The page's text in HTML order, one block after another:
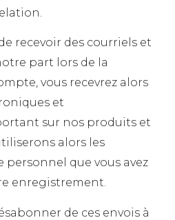
recevoir des courriels et
part lors de la
vous recevrez alors
et
sur nos produits et
alors les
personnel que vous avez
enregistrement.
de ces envois à